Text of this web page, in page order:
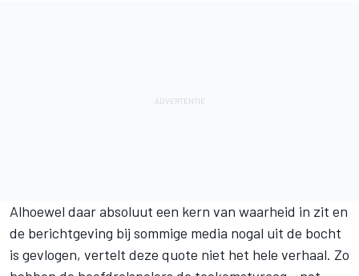
Alhoewel daar absoluut een kern van waarheid in zit en
de berichtgeving bij sommige media nogal uit de bocht
is gevlogen, vertelt deze quote niet het hele verhaal. Zo